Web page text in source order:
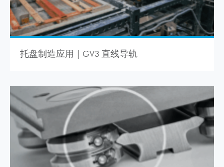
托盘制造应用 | GV3 直线导轨